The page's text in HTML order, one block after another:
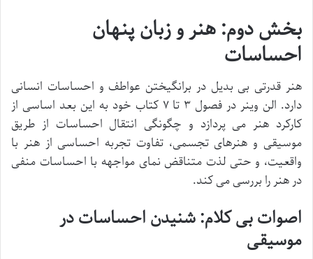
بخش دوم: هنر و زبان پنهان
احساسات
هنر قدرتی بی بدیل در برانگیختن عواطف و احساسات انسانی
دارد. الن وینر در فصول ۳ تا ۷ کتاب خود به این بعد اساسی از
کارکرد هنر می پردازد و چگونگی انتقال احساسات از طریق
موسیقی و هنرهای تجسمی، تفاوت تجربه احساسی از هنر با
واقعیت، و حتی لذت متناقض نمای مواجهه با احساسات منفی
در هنر را بررسی می کند.
اصوات بی کلام: شنیدن احساسات در
موسیقی